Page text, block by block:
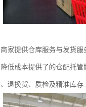
家提供仓库服务与发货
低成本提供了的仓配托管
退换货、质检及精准库存